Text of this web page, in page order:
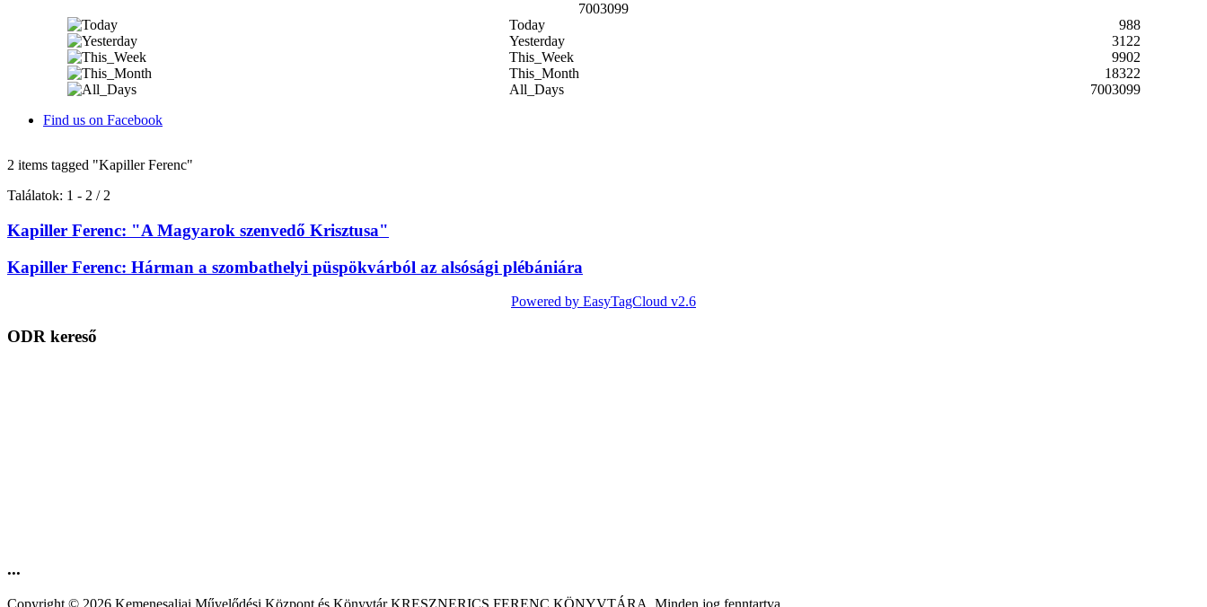
7003099
Today
988
Yesterday
3122
This_Week
9902
This_Month
18322
All_Days
7003099
Find us on Facebook
2 items tagged "Kapiller Ferenc"
Találatok: 1 - 2 / 2
Kapiller Ferenc: "A Magyarok szenvedő Krisztusa"
Kapiller Ferenc: Hárman a szombathelyi püspökvárból az alsósági plébániára
Powered by EasyTagCloud v2.6
ODR kereső
...